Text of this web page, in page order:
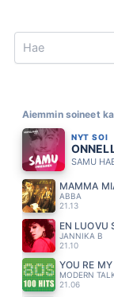
Search
Aiemmin soineet
NYT SOI
SAMU
MAMMA
ABBA
21.13
EN LUOVU
JANNIKA B
21.10
YOU RE
MODERN
21.06